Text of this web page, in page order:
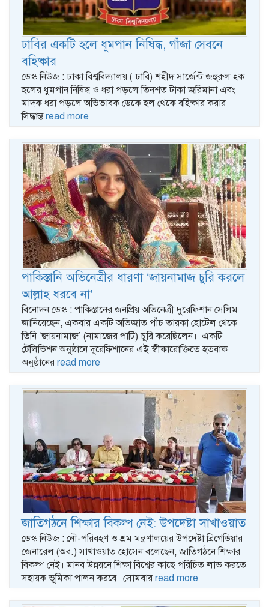
ঢাবির একটি হলে ধূমপান নিষিদ্ধ, গাঁজা সেবনে
বহিষ্কার
ডেস্ক নিউজ : ঢাকা বিশ্ববিদ্যালয় ( ঢাবি) শহীদ সার্জেন্ট জহুরুল হক
হলের ধুমপান নিষিদ্ধ ও ধরা পড়লে তিনশত টাকা জরিমানা এবং
মাদক ধরা পড়লে অভিভাবক ডেকে হল থেকে বহিষ্কার করার
সিদ্ধান্তread more
পাকিস্তানি অভিনেত্রীর ধারণা ‘জায়নামাজ চুরি করলে
আল্লাহ ধরবে না’
বিনোদন ডেস্ক : পাকিস্তানের জনপ্রিয় অভিনেত্রী দুরেফিশান সেলিম
জানিয়েছেন, একবার একটি অভিজাত পাঁচ তারকা হোটেল থেকে
তিনি ‘জায়নামাজ’ (নামাজের পাটি) চুরি করেছিলেন। একটি
টেলিভিশন অনুষ্ঠানে দুরেফিশানের এই স্বীকারোক্তিতে হতবাক
অনুষ্ঠানের read more
জাতিগঠনে শিক্ষার বিকল্প নেই: উপদেষ্টা সাখাওয়াত
ডেস্ক নিউজ : নৌ-পরিবহণ ও শ্রম মন্ত্রণালয়ের উপদেষ্টা ব্রিগেডিয়ার
জেনারেল (অব.) সাখাওয়াত হোসেন বলেছেন, জাতিগঠনে শিক্ষার
বিকল্প নেই। মানব উন্নয়নে শিক্ষা বিশ্বের কাছে পরিচিত লাভ করতে
সহায়ক ভূমিকা পালন করবে। সোমবার read more